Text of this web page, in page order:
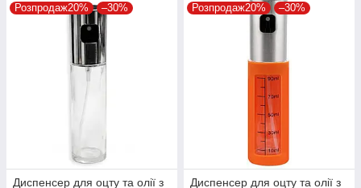
Розпродаж20% –30%
Диспенсер для оцту та олії з
Розпродаж20% –30%
Диспенсер для оцту та олії з